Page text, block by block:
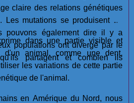
claire des relations génétiques
Les mutations se produisent de
pouvons également dire il y a
populations ont divergé par le
partagent et combien ils
dans une partie visible et
d'un animal, comme une dent,
les variations de cette partie
de l'animal.
en Amérique du Nord, nous